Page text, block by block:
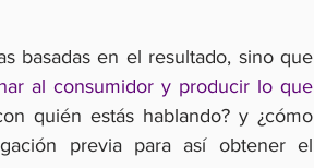
basadas en el resultado, sino que
al consumidor y producir lo que
quién estás hablando? y ¿cómo
previa para así obtener el